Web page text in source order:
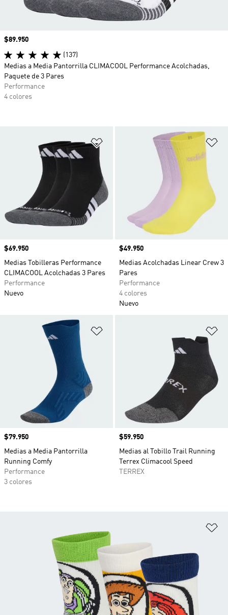
Añadir a la lista de deseos
Precio
$69.950
Medias Tobilleras Performance
CLIMACOOL Acolchadas 3 Pares
Performance
Nuevo
Precio
$49.950
Medias Acolchadas Linear Crew 3
Pares
Performance
4 colores
Nuevo
Precio
$79.950
Medias a Media Pantorrilla
Running Comfy
Performance
3 colores
Precio
$59.950
Medias al Tobillo Trail Running
Terrex Climacool Speed
TERREX
Precio
$89.950
(137)
Medias a Media Pantorrilla CLIMACOOL Performance Acolchadas,
Paquete de 3 Pares
Performance
4 colores